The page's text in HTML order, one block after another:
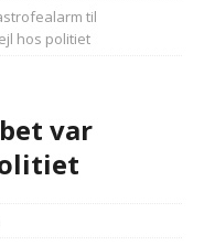
til
hos politiet
var